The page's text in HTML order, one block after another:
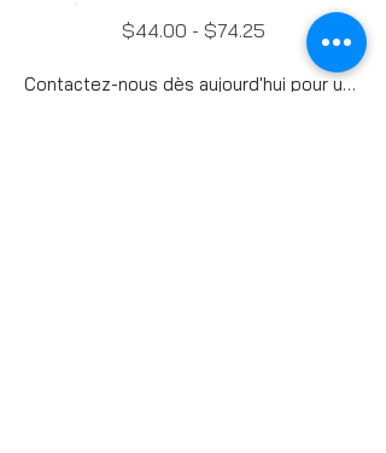
$44.00 - $74.25
Contactez-nous dès aujourd'hui pour un devis